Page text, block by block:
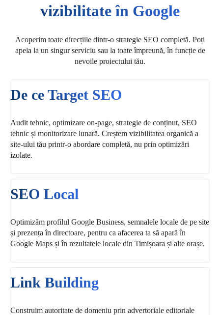
vizibilitate în Google
Acoperim toate direcțiile dintr-o strategie SEO completă. Poți
apela la un singur serviciu sau la toate împreună, în funcție de
nevoile proiectului tău.
De ce Target SEO
Audit tehnic, optimizare on-page, strategie de conținut, SEO
tehnic și monitorizare lunară. Creștem vizibilitatea organică a
site-ului tău printr-o abordare completă, nu prin optimizări
izolate.
SEO Local
Optimizăm profilul Google Business, semnalele locale de pe site
și prezența în directoare, pentru ca afacerea ta să apară în
Google Maps și în rezultatele locale din Timișoara și alte orașe.
Link Building
Construim autoritate de domeniu prin advertoriale editoriale